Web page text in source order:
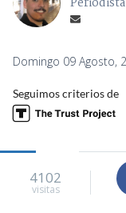
Domingo 09 Agosto,
Seguimos criterios de
4102
visitas